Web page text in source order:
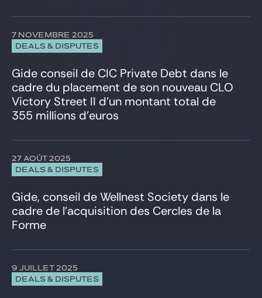
Restructuring
Services financiers
Sport
Télécommunications
Titrisation
Venture & Growth Tech
DEALS & DISPUTES
7 NOVEMBRE 2025
Gide conseil de CIC Private Debt dans le
cadre du placement de son nouveau CLO
Victory Street II d’un montant total de
355 millions d’euros
DEALS & DISPUTES
27 AOÛT 2025
Gide, conseil de Wellnest Society dans le
cadre de l’acquisition des Cercles de la
Forme
DEALS & DISPUTES
9 JUILLET 2025